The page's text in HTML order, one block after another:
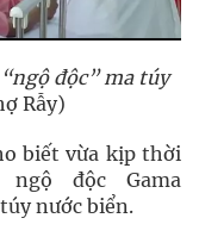
độc” ma túy
Rẫy)
biết vừa kịp thời
độc Gama
nước biển.